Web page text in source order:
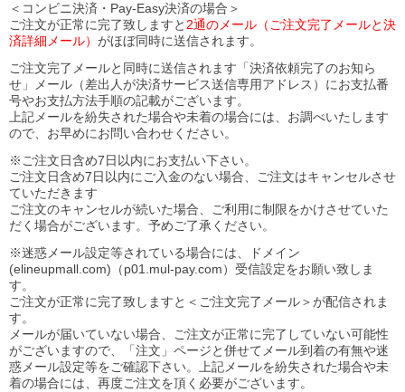
＜コンビニ決済・Pay-Easy決済の場合＞
ご注文が正常に完了致しますと 2通のメール（ご注文完了メールと決
済詳細メール） がほぼ同時に送信されます。
ご注文完了メールと同時に送信されます「決済依頼完了のお知ら
せ」メール（差出人が決済サービス送信専用アドレス）にお支払番
号やお支払方法手順の記載がございます。
上記メールを紛失された場合や未着の場合には、お調べいたします
ので、お早めにお問い合わせください。
※ご注文日含め7日以内にお支払い下さい。
ご注文日含め7日以内にご入金のない場合、ご注文はキャンセルさせ
ていただきます
ご注文のキャンセルが続いた場合、ご利用に制限をかけさせていた
だく場合がございます。予めご了承ください。
※迷惑メール設定等されている場合には、ドメイン
(elineupmall.com)（p01.mul-pay.com）受信設定をお願い致しま
す。
ご注文が正常に完了致しますと＜ご注文完了メール＞が配信されま
す。
メールが届いていない場合、ご注文が正常に完了していない可能性
がございますので、「注文」ページと併せてメール到着の有無や迷
惑メール設定等をご確認下さい。
上記メールを紛失された場合や未
着の場合には、再度ご注文を頂く必要がございます。